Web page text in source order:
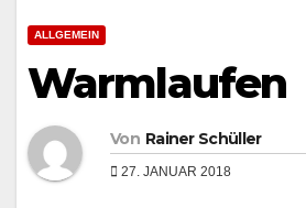
ALLGEMEIN
Warmlaufen
Von Rainer Schüller
27. JANUAR 2018